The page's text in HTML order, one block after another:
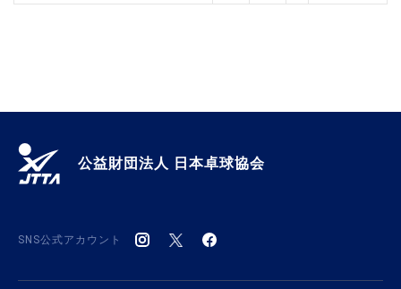
公益財団法人 日本卓球協会
SNS公式アカウント